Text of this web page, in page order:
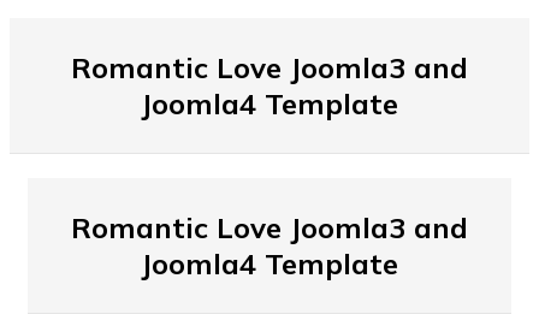
Romantic Love Joomla3 and
Joomla4 Template
Romantic Love Joomla3 and
Joomla4 Template